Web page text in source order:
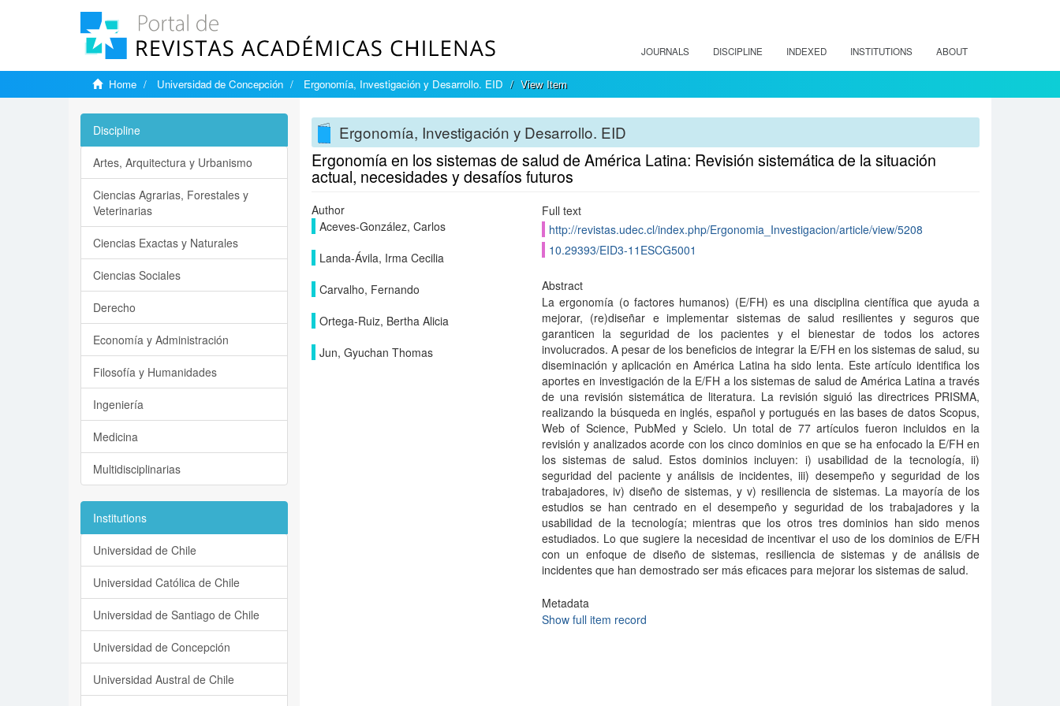
JOURNALS DISCIPLINE INDEXED INSTITUTIONS ABOUT
Home Universidad de Concepción Ergonomía, Investigación y Desarrollo. EID View Item
Ergonomía, Investigación y Desarrollo. EID
Ergonomía en los sistemas de salud de América Latina: Revisión sistemática de la situación
actual, necesidades y desafíos futuros
Author
Aceves-González, Carlos
Landa-Ávila, Irma Cecilia
Carvalho, Fernando
Ortega-Ruiz, Bertha Alicia
Jun, Gyuchan Thomas
Full text
http://revistas.udec.cl/index.php/Ergonomia_Investigacion/article/view/5208
10.29393/EID3-11ESCG5001
Abstract
La ergonomía (o factores humanos) (E/FH) es una disciplina científica que ayuda a
mejorar, (re)diseñar e implementar sistemas de salud resilientes y seguros que
garanticen la seguridad de los pacientes y el bienestar de todos los actores
involucrados. A pesar de los beneficios de integrar la E/FH en los sistemas de salud, su
diseminación y aplicación en América Latina ha sido lenta. Este artículo identifica los
aportes en investigación de la E/FH a los sistemas de salud de América Latina a través
de una revisión sistemática de literatura. La revisión siguió las directrices PRISMA,
realizando la búsqueda en inglés, español y portugués en las bases de datos Scopus,
Web of Science, PubMed y Scielo. Un total de 77 artículos fueron incluidos en la
revisión y analizados acorde con los cinco dominios en que se ha enfocado la E/FH en
los sistemas de salud. Estos dominios incluyen: i) usabilidad de la tecnología, ii)
seguridad del paciente y análisis de incidentes, iii) desempeño y seguridad de los
trabajadores, iv) diseño de sistemas, y v) resiliencia de sistemas. La mayoría de los
estudios se han centrado en el desempeño y seguridad de los trabajadores y la
usabilidad de la tecnología; mientras que los otros tres dominios han sido menos
estudiados. Lo que sugiere la necesidad de incentivar el uso de los dominios de E/FH
con un enfoque de diseño de sistemas, resiliencia de sistemas y de análisis de
incidentes que han demostrado ser más eficaces para mejorar los sistemas de salud.
Metadata
Show full item record
Discipline
Artes, Arquitectura y Urbanismo
Ciencias Agrarias, Forestales y
Veterinarias
Ciencias Exactas y Naturales
Ciencias Sociales
Derecho
Economía y Administración
Filosofía y Humanidades
Ingeniería
Medicina
Multidisciplinarias
Institutions
Universidad de Chile
Universidad Católica de Chile
Universidad de Santiago de Chile
Universidad de Concepción
Universidad Austral de Chile